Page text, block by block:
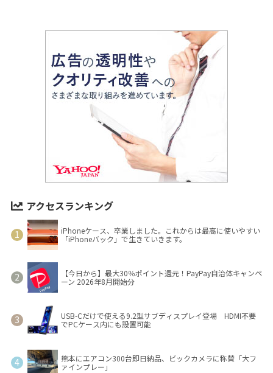
アクセスランキング
iPhoneケース、卒業しました。これからは最高に使いやすい
「iPhoneバック」で生きていきます。
【今日から】最大30％ポイント還元！PayPay自治体キャンペ
ーン 2026年8月開始分
USB-Cだけで使える9.2型サブディスプレイ登場 HDMI不要
でPCケース内にも設置可能
熊本にエアコン300台即日納品、ビックカメラに称賛「大フ
ァインプレー」